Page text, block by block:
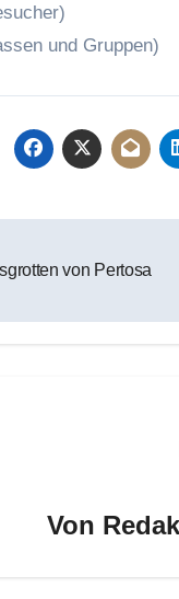
und Gruppen)
von Pertosa
Von